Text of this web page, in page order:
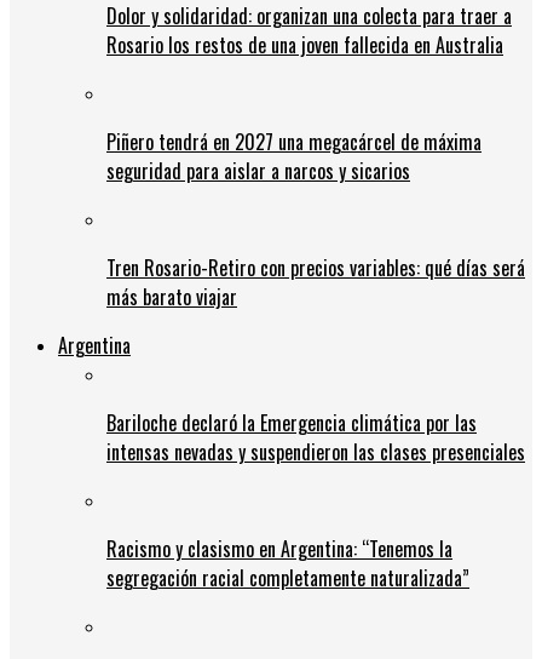
Dolor y solidaridad: organizan una colecta para traer a
Rosario los restos de una joven fallecida en Australia
Piñero tendrá en 2027 una megacárcel de máxima
seguridad para aislar a narcos y sicarios
Tren Rosario-Retiro con precios variables: qué días será
más barato viajar
Argentina
Bariloche declaró la Emergencia climática por las
intensas nevadas y suspendieron las clases presenciales
Racismo y clasismo en Argentina: “Tenemos la
segregación racial completamente naturalizada”